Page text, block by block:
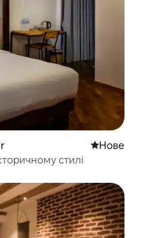
Нове
Нове
стилі